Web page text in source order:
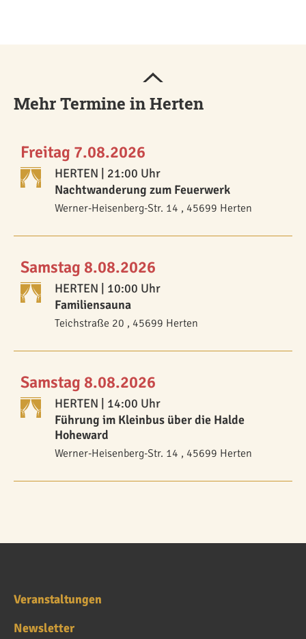
Mehr Termine in Herten
Freitag 7.08.2026
HERTEN | 21:00 Uhr
Nachtwanderung zum Feuerwerk
Werner-Heisenberg-Str. 14 , 45699 Herten
Samstag 8.08.2026
HERTEN | 10:00 Uhr
Familiensauna
Teichstraße 20 , 45699 Herten
Samstag 8.08.2026
HERTEN | 14:00 Uhr
Führung im Kleinbus über die Halde
Hoheward
Werner-Heisenberg-Str. 14 , 45699 Herten
Veranstaltungen
Newsletter